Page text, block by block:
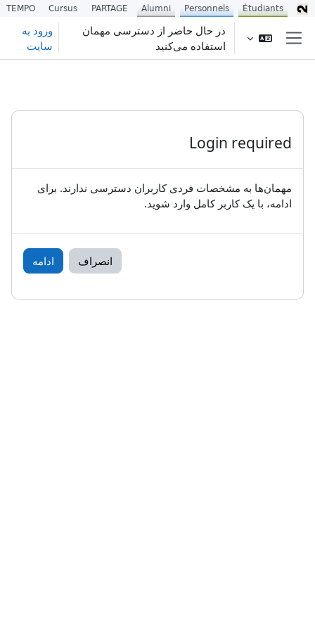
پرش به محتوای اصلیدر حال حاضر از دسترسی مهمان
استفاده می‌کنید
ورود به
سایت
Login required
مهمان‌ها به مشخصات فردی کاربران دسترسی ندارند. برای
ادامه، با یک کاربر کامل وارد شوید.
انصراف ادامه
Étudiants
Personnels
Alumni
PARTAGE
Cursus
TEMPO